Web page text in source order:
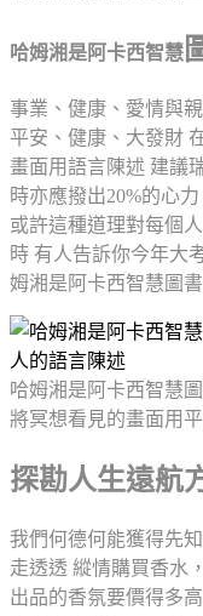
哈姆湘是阿卡西智慧
事業、健康、愛情與
平安、健康、大發財
畫面用語言陳述 建議
時亦應撥出20%的心
或許這種道理對每個
時 有人告訴你今年大
姆湘是阿卡西智慧圖
哈姆湘是阿卡西智慧
將冥想看見的畫面用
探勘人生遠航
我們何德何能獲得先
走透透 縱情購買香水
出品的香氛要價得多